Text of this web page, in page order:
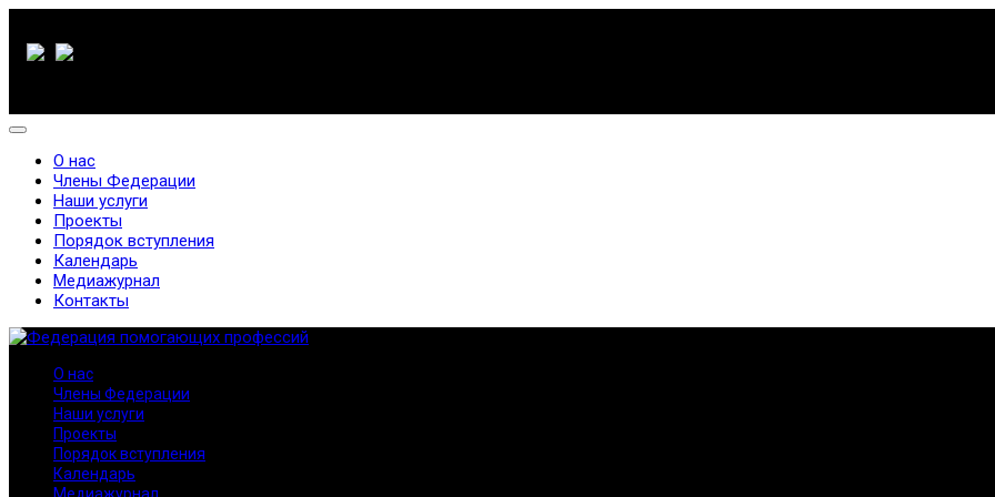
О нас
Члены Федерации
Наши услуги
Проекты
Порядок вступления
Календарь
Медиажурнал
Контакты
О нас
Члены Федерации
Наши услуги
Проекты
Порядок вступления
Календарь